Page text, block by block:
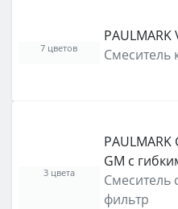
PAULMARK
Смеситель
7 цветов
GM с
Смеситель
фильтр
3 цвета